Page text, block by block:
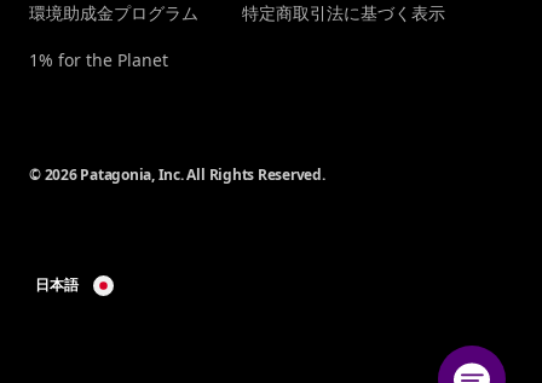
環境助成金プログラム
1% for the Planet
特定商取引法に基づく表示
© 2026 Patagonia, Inc. All Rights Reserved.
日本語